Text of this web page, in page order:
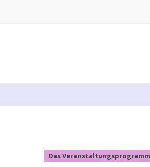
Das Veranstaltungsprogramm